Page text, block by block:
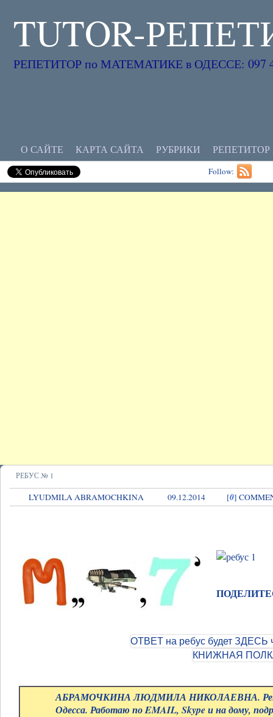
TUTOR-
РЕПЕТИТОР по МАТЕМАТИКЕ в ОДЕССЕ: 097
О САЙТЕ КАРТА САЙТА РУБРИКИ
Follow:
РЕБУС № 1
LYUDMILA ABRAMOCHKINA 09.12.2014 [0]
АБРАМОЧКИНА ЛЮДМИЛА НИКОЛАЕВНА.
Одесса. Работаю по EMAIL, Skype и на дому,